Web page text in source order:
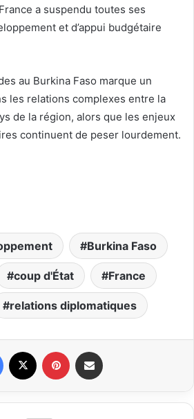
a suspendu toutes ses
et d’appui budgétaire
au Burkina Faso marque un
les relations complexes entre la
de la région, alors que les enjeux
continuent de peser lourdement.
Burkina Faso
coup d'État France
relations diplomatiques